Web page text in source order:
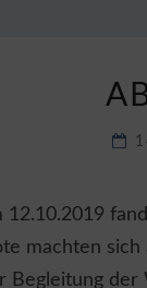
12.10.2019
machten
Begleitung der